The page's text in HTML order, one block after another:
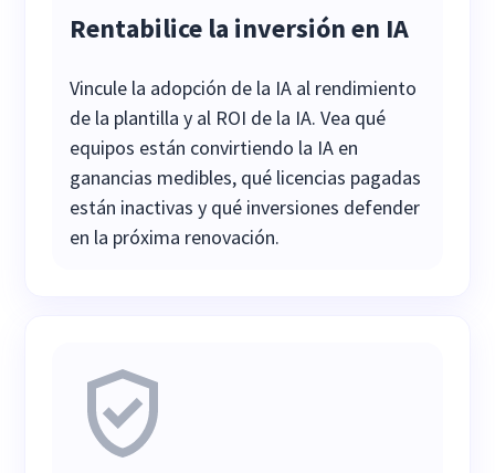
Rentabilice la inversión en IA
Vincule la adopción de la IA al rendimiento
de la plantilla y al ROI de la IA. Vea qué
equipos están convirtiendo la IA en
ganancias medibles, qué licencias pagadas
están inactivas y qué inversiones defender
en la próxima renovación.